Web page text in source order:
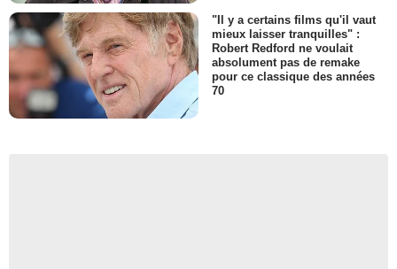
"Il y a certains films qu'il vaut
mieux laisser tranquilles" :
Robert Redford ne voulait
absolument pas de remake
pour ce classique des années
70